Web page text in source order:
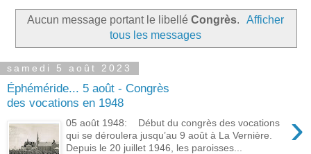
Aucun message portant le libellé Congrès.
Afficher
tous les messages
samedi 5 août 2023
Éphéméride... 5 août - Congrès
des vocations en 1948
›
05 août 1948: Début du congrès des vocations
qui se déroulera jusqu’au 9 août à La Vernière.
Depuis le 20 juillet 1946, les paroisses...